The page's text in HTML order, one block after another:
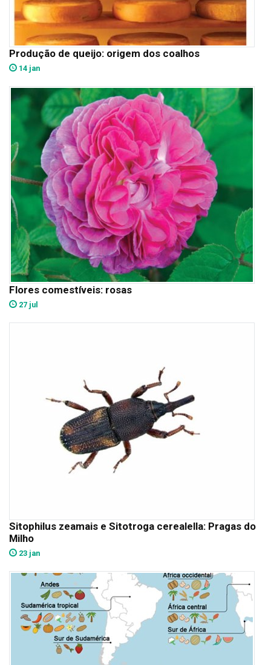
Produção de queijo: origem dos coalhos
14 jan
Flores comestíveis: rosas
27 jul
Sitophilus zeamais e Sitotroga cerealella: Pragas do
Milho
23 jan